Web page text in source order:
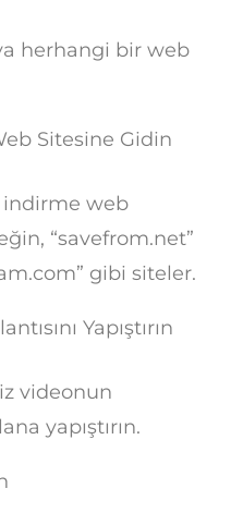
herhangi bir web
Sitesine Gidin
indirme web
“savefrom.net”
gibi siteler.
Yapıştırın
videonun
yapıştırın.